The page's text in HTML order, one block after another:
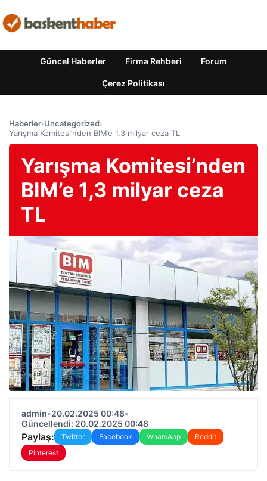
Güncel Haberler Firma Rehberi Forum
Çerez Politikası
Haberler›Uncategorized›
Yarışma Komitesi’nden BIM’e 1,3 milyar ceza TL
Yarışma Komitesi’nden
BIM’e 1,3 milyar ceza
TL
admin•20.02.2025 00:48•
Güncellendi: 20.02.2025 00:48
Paylaş: Twitter Facebook WhatsApp
Reddit
Pinterest